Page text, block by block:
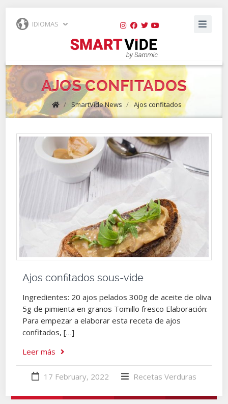
IDIOMAS
AJOS CONFITADOS
/ SmartVide News / Ajos confitados
Ajos confitados sous-vide
Ingredientes: 20 ajos pelados 300g de aceite de oliva
5g de pimienta en granos Tomillo fresco Elaboración:
Para empezar a elaborar esta receta de ajos
confitados, […]
Leer más
17 February, 2022 Recetas Verduras